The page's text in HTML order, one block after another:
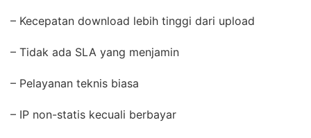
– Kecepatan download lebih tinggi dari upload
– Tidak ada SLA yang menjamin
– Pelayanan teknis biasa
– IP non-statis kecuali berbayar